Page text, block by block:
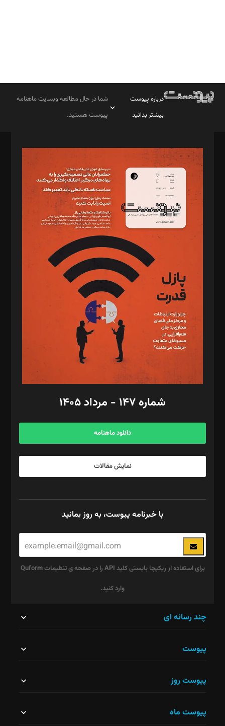
درباره پیوست
بیشتر بدانید
شما در حال مطالعه وبسایت ماهنامه
پیوست هستید.
مدیر مسئول: محمدباقر اثنی‌عشری
سردبیر: مهرک محمودی
دبیر تحریریه: میثم قاسمی
د‌بیر ناداستان: سمانه سمیع
د‌بیر خدمت و تجارت: ابوالفضل رجبی
د‌بیر حقوق فناوری: حسام‌الدین ایپکچی
د‌بیر پیوست جهان: مینا پاکدل
د‌بیر تحریریه آنلاین: بابک نقاش
تحریریه‌: مجتبی محمود‌ی، آرش برهمند، یسنا امان‌پور، سروش کرمیان،
مصطفی مسجدی آرانی، ابوالفضل رجبی، زهرا فکرانه، فائزه فتحی
رستمی،مصطفی باستان
ویرایش: نگار استاد‌‌آقا
طراح یونیفرم: مجید توکلی
فیلمبرداری و عکاسی: امیر شفیعی، مانی لطفی زاده
گرافیک و صفحه‌آرایی: سید‌سبحان‌علی ثابت
مد‌یر توسعه تجاری: کامبیز برید‌
امور مالی: شاپور رهبری، محمد‌ کاظمی‌نیا
آگهی و مشترکین: ۰۹۱۹۹۹۹۰۴۵۴
شماره ۱۴۷ - مرداد ۱۴۰۵
دانلود ماهنامه
نمایش مقالات
با خبرنامه پیوست، به روز بمانید
برای استفاده از ریکپچا بایستی کلید API را در صفحه ی تنظیمات Quform
وارد کنید.
نباید
شود.
چند رسانه ای
پیوست
پیوست روز
پیوست ماه